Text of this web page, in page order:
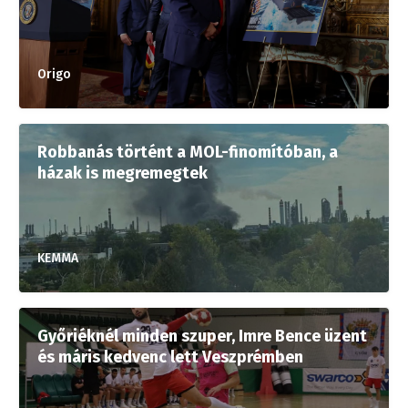
Origo
Robbanás történt a MOL-finomítóban, a
házak is megremegtek
KEMMA
Győriéknél minden szuper, Imre Bence üzent
és máris kedvenc lett Veszprémben